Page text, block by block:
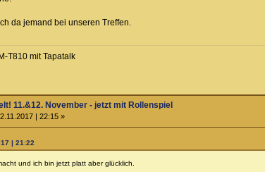
da jemand bei unseren Treffen.
T810 mit Tapatalk
11.&12. November - jetzt mit Rollenspiel
| 22:15 »
| 21:22
und ich bin jetzt platt aber glücklich.